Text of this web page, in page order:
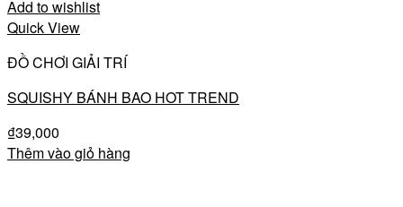
Add to wishlist
Quick View
ĐỒ CHƠI GIẢI TRÍ
SQUISHY BÁNH BAO HOT TREND
₫39,000
Thêm vào giỏ hàng